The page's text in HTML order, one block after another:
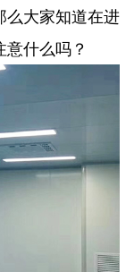
么大家知道在进
什么吗？